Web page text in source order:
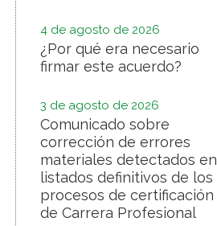
4 de agosto de 2026
¿Por qué era necesario
firmar este acuerdo?
3 de agosto de 2026
Comunicado sobre
corrección de errores
materiales detectados en
listados definitivos de los
procesos de certificación
de Carrera Profesional